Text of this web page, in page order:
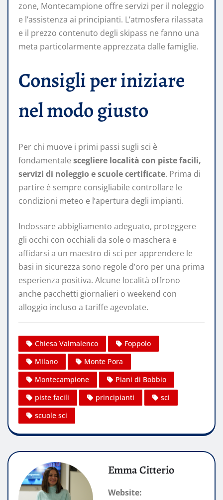
zone, Montecampione offre servizi per il noleggio
e l’assistenza ai principianti. L’atmosfera rilassata
e il prezzo contenuto degli skipass ne fanno una
meta particolarmente apprezzata dalle famiglie.
Consigli per iniziare
nel modo giusto
Per chi muove i primi passi sugli sci è
fondamentale scegliere località con piste facili,
servizi di noleggio e scuole certificate. Prima di
partire è sempre consigliabile controllare le
condizioni meteo e l’apertura degli impianti.
Indossare abbigliamento adeguato, proteggere
gli occhi con occhiali da sole o maschera e
affidarsi a un maestro di sci per apprendere le
basi in sicurezza sono regole d’oro per una prima
esperienza positiva. Alcune località offrono
anche pacchetti giornalieri o weekend con
alloggio incluso a tariffe agevolate.
Chiesa Valmalenco
Foppolo
Milano
Monte Pora
Montecampione
Piani di Bobbio
piste facili
principianti
sci
scuole sci
Emma Citterio
Website: